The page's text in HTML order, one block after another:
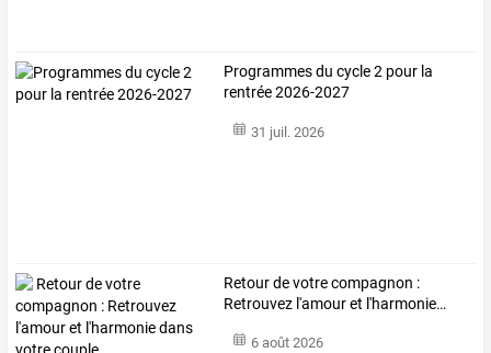
Programmes du cycle 2 pour la
rentrée 2026-2027
31 juil. 2026
Retourdevotrecompagnon :
Retrouvez l'amouret l'harmonie…
6 août 2026